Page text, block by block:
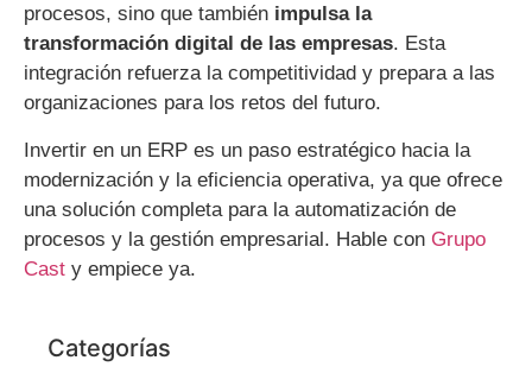
procesos, sino que también impulsa la
transformación digital de las empresas. Esta
integración refuerza la competitividad y prepara a las
organizaciones para los retos del futuro.
Invertir en un ERP es un paso estratégico hacia la
modernización y la eficiencia operativa, ya que ofrece
una solución completa para la automatización de
procesos y la gestión empresarial. Hable con Grupo
Cast y empiece ya.
Categorías